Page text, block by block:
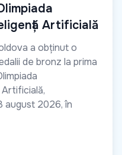
Artificială
a obținut o
de bronz la prima
august 2026, în